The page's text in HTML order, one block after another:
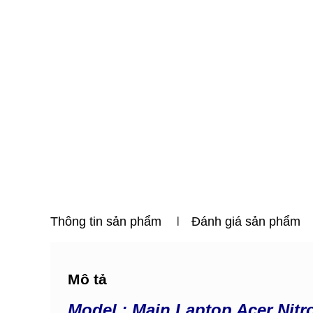
Thông tin sản phẩm Đánh giá sản phẩm
Mô tả